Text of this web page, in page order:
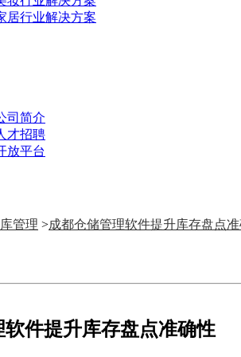
居行业解决方案
司简介
才招聘
放平台
管理 >成都仓储管理软件提升库存盘点
软件提升库存盘点准确性